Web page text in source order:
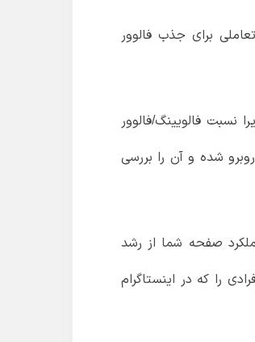
تکنیک های تعاملی برای جذب فالوور
فالویینگ/فالوور
شده و آن را بررسی
صفحه شما از رشد
را که در اینستاگرام